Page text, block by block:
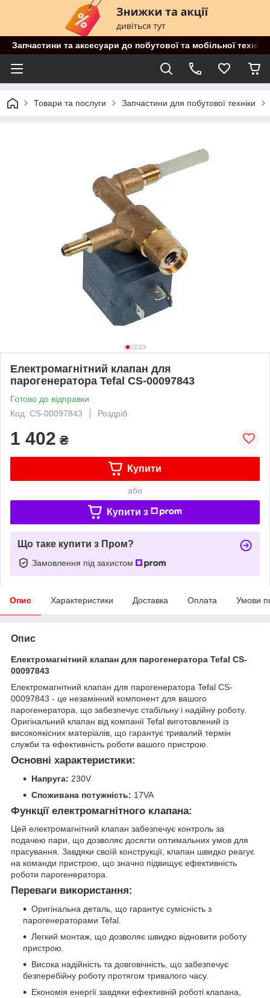
Запчастини та аксесуари до побутової та мобільної
Товари та послуги Запчастини для побутової техніки
Електромагнітний клапан для
парогенератора Tefal CS-00097843
Готово до відправки
Код: CS-00097843
Роздріб
1 402 ₴
Купити
або
Купити з
Що таке купити з Пром?
Замовлення під захистом
Опис Характеристики Доставка Оплата Умови
Опис
Електромагнітний клапан для парогенератора Tefal CS-
00097843
Електромагнітний клапан для парогенератора Tefal CS-
00097843 - це незамінний компонент для вашого
парогенератора, що забезпечує стабільну і надійну роботу.
Оригінальний клапан від компанії Tefal виготовлений із
високоякісних матеріалів, що гарантує тривалий термін
служби та ефективність роботи вашого пристрою.
Основні характеристики:
Напруга: 230V
Споживана потужність: 17VA
Функції електромагнітного клапана:
Цей електромагнітний клапан забезпечує контроль за
подачею пари, що дозволяє досягти оптимальних умов для
прасування. Завдяки своїй конструкції, клапан швидко реагує
на команди пристрою, що значно підвищує ефективність
роботи парогенератора.
Переваги використання:
Оригінальна деталь, що гарантує сумісність з
парогенераторами Tefal.
Легкий монтаж, що дозволяє швидко відновити роботу
пристрою.
Висока надійність та довговічність, що забезпечує
безперебійну роботу протягом тривалого часу.
Економія енергії завдяки ефективній роботі клапана,